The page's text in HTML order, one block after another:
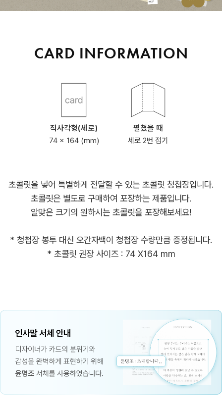
CARD INFORMATION
직사각형(세로)
74 x 164 (mm)
펼쳤을 때
세로 2번 접기
초콜릿을 넣어 특별하게 전달할 수 있는 초콜릿 청첩장입니다.
초콜릿은 별도로 구매하여 포장하는 제품입니다.
알맞은 크기의 원하시는 초콜릿을 포장해보세요!
* 청첩장 봉투 대신 오간자백이 청첩장 수량만큼 증정됩니다.